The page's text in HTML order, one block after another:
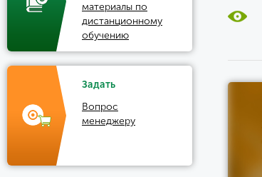
материалы по
дистанционному
обучению
Задать
Вопрос
менеджеру